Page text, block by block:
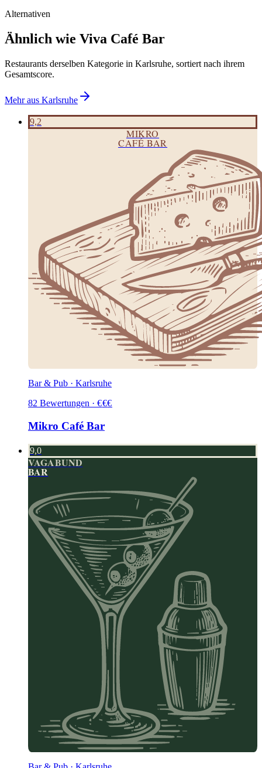
Alternativen
Ähnlich wie Viva Café Bar
Restaurants derselben Kategorie in Karlsruhe, sortiert nach ihrem
Gesamtscore.
Mehr aus Karlsruhe
9,2
MIKRO
CAFÉ BAR
Bar & Pub · Karlsruhe
82 Bewertungen · €€€
Mikro Café Bar
9,0
VAGABUND
BAR